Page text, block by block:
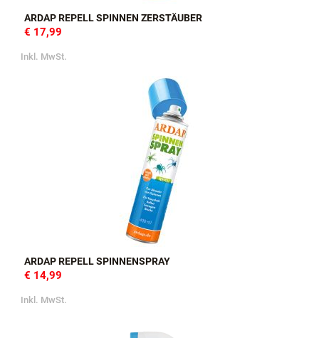
ARDAP REPELL SPINNEN ZERSTÄUBER
€ 17,99
Inkl. MwSt.
ARDAP REPELL SPINNENSPRAY
€ 14,99
Inkl. MwSt.